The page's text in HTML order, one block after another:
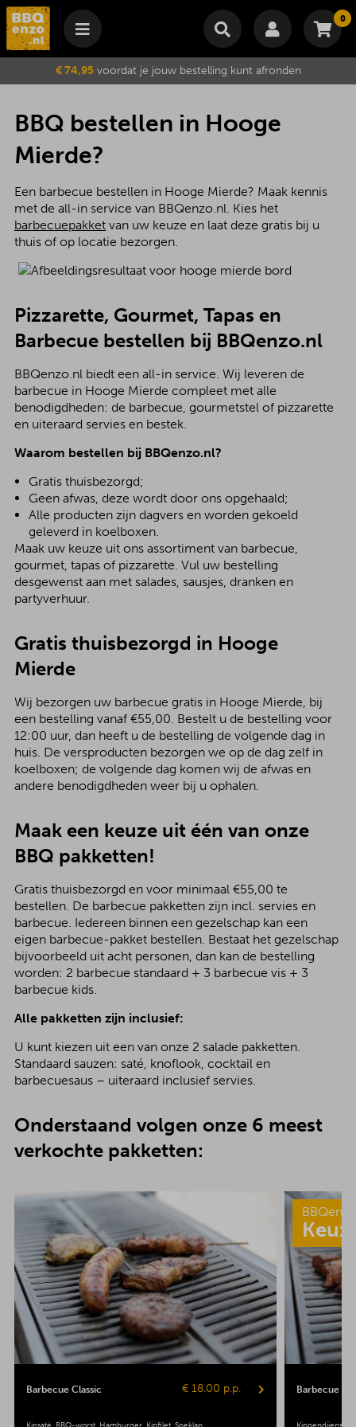
0
Winkelmand
Je winkelwagen is momenteel leeg.
Subtotaal €
Wijzig winkelmand
€ 74,95voordat je jouw bestelling kunt afronden
BBQ bestellen in Hooge
Mierde?
Een barbecue bestellen in Hooge Mierde? Maak kennis
met de all-in service van BBQenzo.nl. Kies het
barbecuepakketvan uw keuze en laat deze gratis bij u
thuis of op locatie bezorgen.
Pizzarette, Gourmet, Tapas en
Barbecue bestellen bij BBQenzo.nl
BBQenzo.nl biedt een all-in service. Wij leveren de
barbecue in Hooge Mierde compleet met alle
benodigdheden: de barbecue, gourmetstel of pizzarette
en uiteraard servies en bestek.
Waarom bestellen bij BBQenzo.nl?
Gratis thuisbezorgd;
Geen afwas, deze wordt door ons opgehaald;
Alle producten zijn dagvers en worden gekoeld
geleverd in koelboxen.
Maak uw keuze uit ons assortiment van barbecue,
gourmet, tapas of pizzarette. Vul uw bestelling
desgewenst aan met salades, sausjes, dranken en
partyverhuur.
Gratis thuisbezorgd in Hooge
Mierde
Wij bezorgen uw barbecue gratis in Hooge Mierde, bij
een bestelling vanaf €55,00. Bestelt u de bestelling voor
12:00 uur, dan heeft u de bestelling de volgende dag in
huis. De versproducten bezorgen we op de dag zelf in
koelboxen; de volgende dag komen wij de afwas en
andere benodigdheden weer bij u ophalen.
Maak een keuze uit één van onze
BBQ pakketten!
Gratis thuisbezorgd en voor minimaal €55,00 te
bestellen. De barbecue pakketten zijn incl. servies en
barbecue. Iedereen binnen een gezelschap kan een
eigen barbecue-pakket bestellen. Bestaat het gezelschap
bijvoorbeeld uit acht personen, dan kan de bestelling
worden: 2 barbecue standaard + 3 barbecue vis + 3
barbecue kids.
Alle pakketten zijn inclusief:
U kunt kiezen uit een van onze 2 salade pakketten.
Standaard sauzen: saté, knoflook, cocktail en
barbecuesaus – uiteraard inclusief servies.
Onderstaand volgen onze 6 meest
verkochte pakketten:
Barbecue Classic € 18.00 p.p. Barbecue